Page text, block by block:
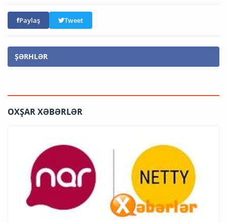
Paylaş Tweet
ŞƏRHLƏR
OXŞAR XƏBƏRLƏR